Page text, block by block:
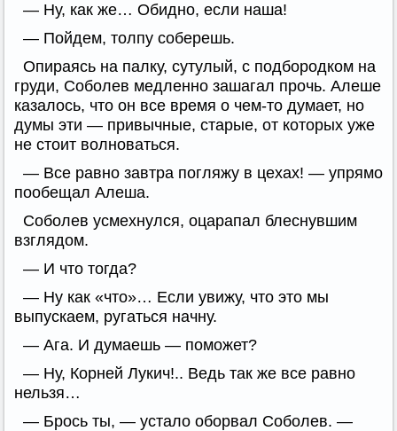
— Ну, как же… Обидно, если наша!
— Пойдем, толпу соберешь.
Опираясь на палку, сутулый, с подбородком на
груди, Соболев медленно зашагал прочь. Алеше
казалось, что он все время о чем-то думает, но
думы эти — привычные, старые, от которых уже
не стоит волноваться.
— Все равно завтра погляжу в цехах! — упрямо
пообещал Алеша.
Соболев усмехнулся, оцарапал блеснувшим
взглядом.
— И что тогда?
— Ну как «что»… Если увижу, что это мы
выпускаем, ругаться начну.
— Ага. И думаешь — поможет?
— Ну, Корней Лукич!.. Ведь так же все равно
нельзя…
— Брось ты, — устало оборвал Соболев. —